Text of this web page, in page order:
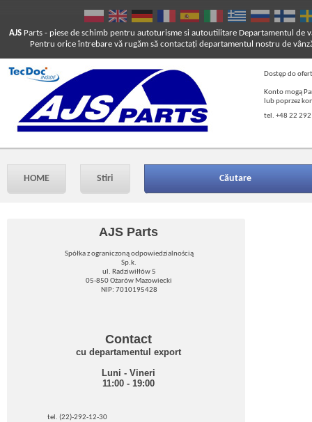
AJS Parts - piese de schimb pentru autoturisme si autoutilitare
Pentru orice întrebare vă rugăm să contactaţi departamentul nostru de
Departamentul de
Dostęp do
Konto mogą
lub poprzez
tel. +48 22
HOME Stiri Căutare
AJS Parts
Spółka z ograniczoną odpowiedzialnością
Sp.k.
ul. Radziwiłłów 5
05-850 Ożarów Mazowiecki
NIP: 7010195428
Contact
cu departamentul export
Luni - Vineri
11:00 - 19:00
tel. (22)-292-12-30